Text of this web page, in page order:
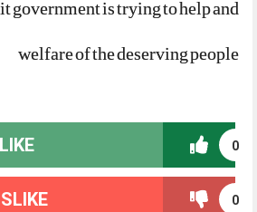
government is trying to help and
welfare of the deserving people
0
LIKE
0